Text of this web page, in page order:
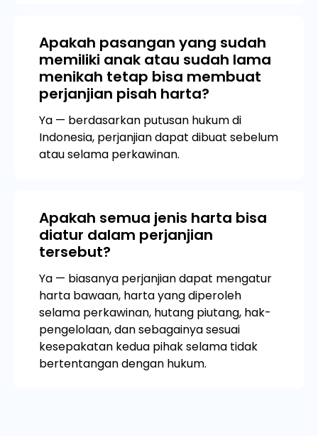
Apakah pasangan yang sudah
memiliki anak atau sudah lama
menikah tetap bisa membuat
perjanjian pisah harta?
Ya — berdasarkan putusan hukum di
Indonesia, perjanjian dapat dibuat sebelum
atau selama perkawinan.
Apakah semua jenis harta bisa
diatur dalam perjanjian
tersebut?
Ya — biasanya perjanjian dapat mengatur
harta bawaan, harta yang diperoleh
selama perkawinan, hutang piutang, hak-
pengelolaan, dan sebagainya sesuai
kesepakatan kedua pihak selama tidak
bertentangan dengan hukum.